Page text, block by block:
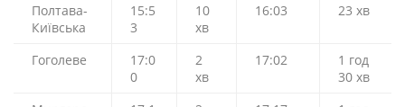
Полтава-
Київська
15:5
3
10
хв
16:03 23 хв
Гоголеве
17:0
0
2
хв
17:02
1 год
30 хв